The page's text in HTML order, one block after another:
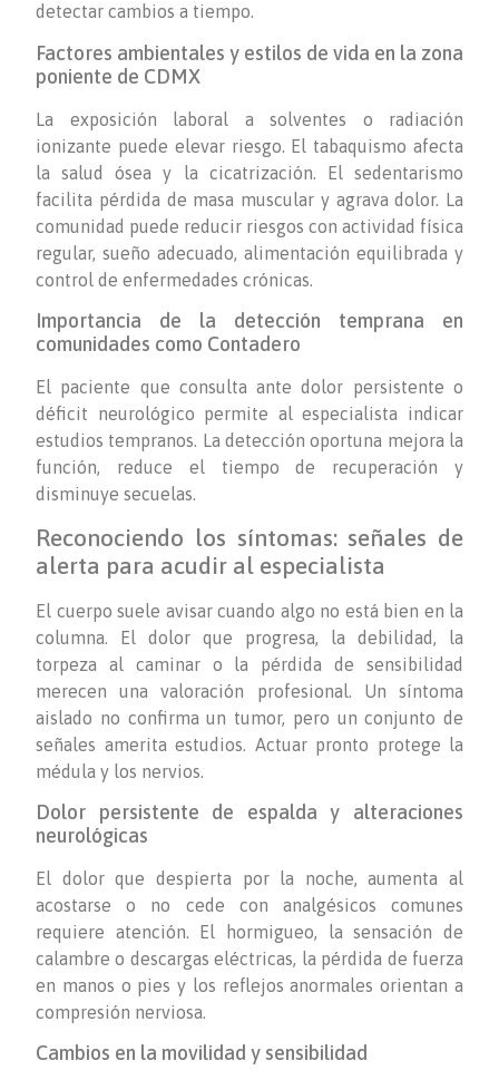
detectar cambios a tiempo.
Factores ambientales y estilos de vida en la zona
poniente de CDMX
La exposición laboral a solventes o radiación
ionizante puede elevar riesgo. El tabaquismo afecta
la salud ósea y la cicatrización. El sedentarismo
facilita pérdida de masa muscular y agrava dolor. La
comunidad puede reducir riesgos con actividad física
regular, sueño adecuado, alimentación equilibrada y
control de enfermedades crónicas.
Importancia de la detección temprana en
comunidades como Contadero
El paciente que consulta ante dolor persistente o
déficit neurológico permite al especialista indicar
estudios tempranos. La detección oportuna mejora la
función, reduce el tiempo de recuperación y
disminuye secuelas.
Reconociendo los síntomas: señales de
alerta para acudir al especialista
El cuerpo suele avisar cuando algo no está bien en la
columna. El dolor que progresa, la debilidad, la
torpeza al caminar o la pérdida de sensibilidad
merecen una valoración profesional. Un síntoma
aislado no confirma un tumor, pero un conjunto de
señales amerita estudios. Actuar pronto protege la
médula y los nervios.
Dolor persistente de espalda y alteraciones
neurológicas
El dolor que despierta por la noche, aumenta al
acostarse o no cede con analgésicos comunes
requiere atención. El hormigueo, la sensación de
calambre o descargas eléctricas, la pérdida de fuerza
en manos o pies y los reflejos anormales orientan a
compresión nerviosa.
Cambios en la movilidad y sensibilidad